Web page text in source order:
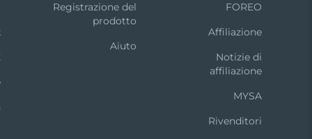
Registrazione del
prodotto
Aiuto
FOREO
Affiliazione
Notizie di
affiliazione
MYSA
Rivenditori